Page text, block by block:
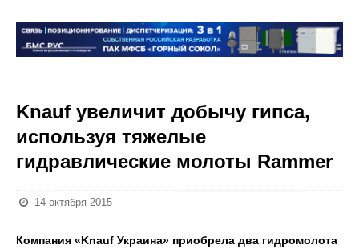
Knauf увеличит добычу гипса,
используя тяжелые
гидравлические молоты Rammer
14 октября 2015
Компания «Knauf Украина» приобрела два гидромолота